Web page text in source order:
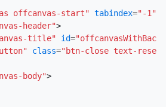
offcanvas-start" tabindex="-1"
header">
title" id=
class="btn-close text-reset"
body">